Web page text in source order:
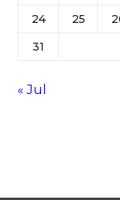
24
25
31
« Jul